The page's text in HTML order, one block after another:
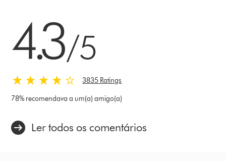
4.3/5
3835 Ratings
78% recomendava a um(a) amigo(a)
Ler todos os comentários